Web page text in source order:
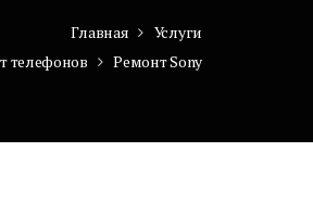
Главная
Услуги
телефонов
Ремонт Sony